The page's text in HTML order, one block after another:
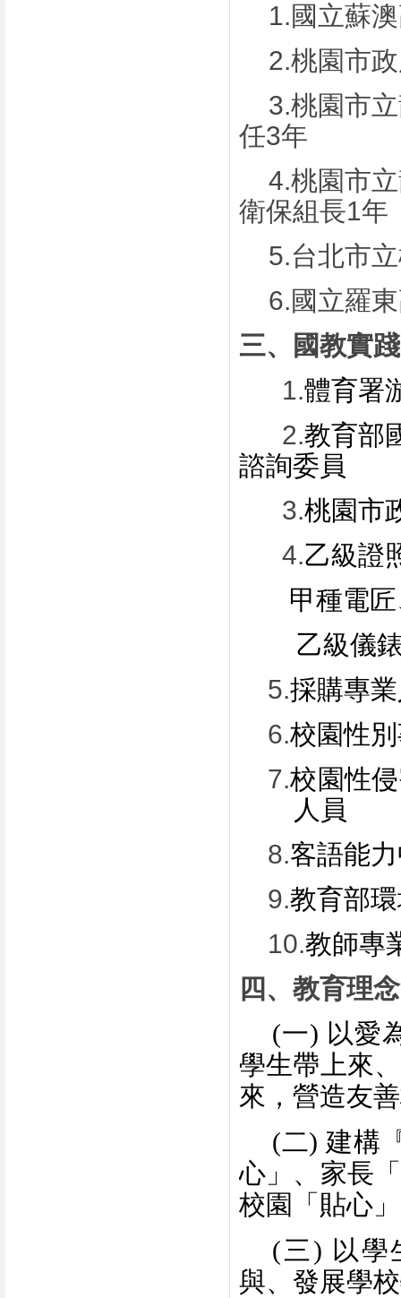
1. 國立蘇
2.桃園市
3.桃園市
任3年
4.桃園市
衛保組長1年
5.台北市
6. 國立羅
三、國教實
1.體育署
2.教育部
諮詢委員
3.桃園市
4.乙級證
甲種電
乙級儀
5.採購專
6.校園性
7.校園性
人員
8.客語能
9.教育部
10.教師專
四、教育理念
(一) 以愛
學生帶上來
來，營造友
(二) 建構
心」、家長
校園「貼心
(三) 以學
與、發展學